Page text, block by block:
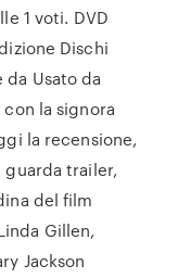
1 voti. DVD
Dischi
da Usato da
con la signora
la recensione,
trailer,
del film
Gillen,
Jackson